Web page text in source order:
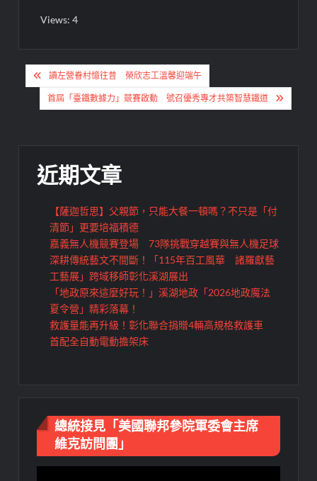
Views: 4
文
章
讀左營眷村憶往昔 榮欣志工溫馨迎端午
首屆「臺鐵數據力」競賽啟動 號召優秀專才共築智慧鐵道
近期文章
【薩迦哲思】父親節，只能大餐一頓嗎？不只是「付
清節」更要培福積德
嘉義無人機競賽登場 73隊挑戰穿越賽與無人機足球
深耕傳統藝文不間斷！「115年百工風華 諸羅獻藝
工藝展」跨域移師彰化溪湖展出
「地政原來這麼好玩！」溪湖地政「2026地政魔法
夏令營」精彩落幕！
救護量能再升級！彰化聯合捐贈4輛高規格救護車
首配全自動電動擔架床
總統接見「美國聯邦參院軍委會主席
維克訪問團」